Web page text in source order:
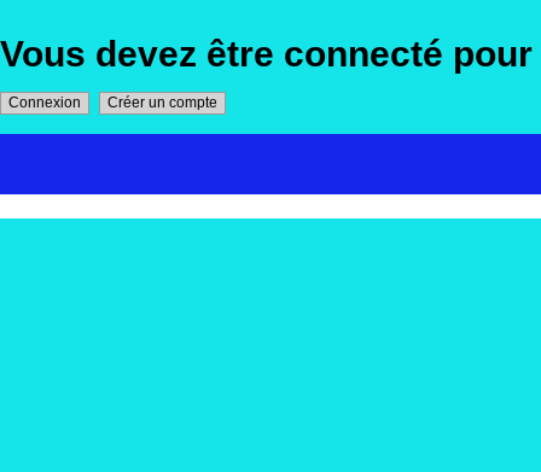
Vous devez être connecté